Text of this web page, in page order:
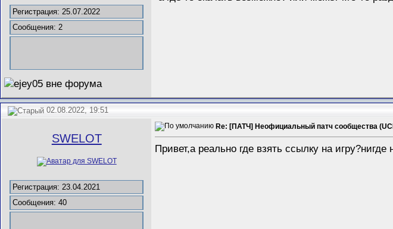
Регистрация: 25.07.2022
Сообщения: 2
02.08.2022, 19:51
SWELOT
Регистрация: 23.04.2021
Сообщения: 40
Re: [ПАТЧ] Неофициальный патч сообщества
Привет,а реально где взять ссылку на